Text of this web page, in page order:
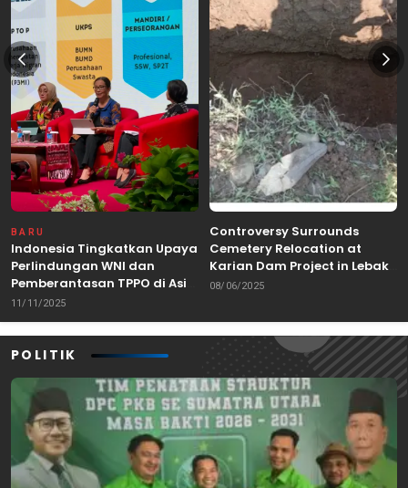
BARU
Indonesia Tingkatkan Upaya
Perlindungan WNI dan
Pemberantasan TPPO di Asia
Tenggara
11/11/2025
Controversy Surrounds
Cemetery Relocation at
Karian Dam Project in Lebak,
Banten
08/06/2025
POLITIK